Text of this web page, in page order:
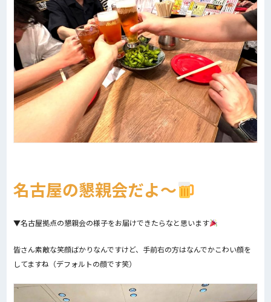
名古屋の懇親会だよ～
▼名古屋拠点の懇親会の様子をお届けできたらなと思います
皆さん素敵な笑顔ばかりなんですけど、手前右の方はなんでかこわい顔を
してますね（デフォルトの顔です笑）